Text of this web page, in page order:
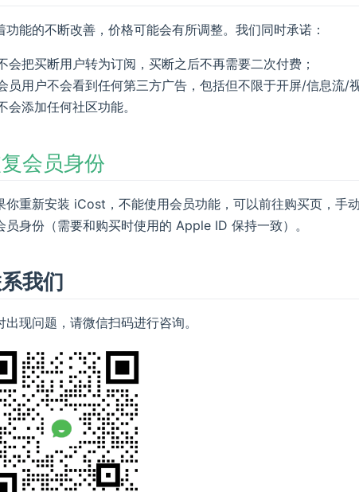
功能的不断改善，价格可能会有所调整。我们同时承诺：
会把买断用户转为订阅，买断之后不再需要二次付费；
员用户不会看到任何第三方广告，包括但不限于开屏/信息流/
会添加任何社区功能。
会员身份
你重新安装 iCost，不能使用会员功能，可以前往购买页，手
员身份（需要和购买时使用的 Apple ID 保持一致）。
我们
出现问题，请微信扫码进行咨询。